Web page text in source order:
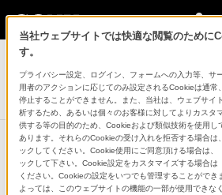
デジタルビデオカメラ ハンディカム
三脚機能付きシューティンググリップ
GP-VPT1
当社ウェブサイトでは快適な閲覧のために
す。
プライバシー設定、ログイン、フォームへの入力等、サ
用者のアクションに応じてのみ設定されるCookieは通常
停止することができません。また、当社は、ウェブサイ
析するため、あるいは個々のお客様に対してよりカスタ
供する等の目的のため、Cookieおよび類似技術を使用し
あります。それらのCookieの受け入れを拒否する場合は
ックしてください。Cookie使用にご同意頂ける場合は、
ックして下さい。Cookie設定をカスタマイズする場合は
ください。Cookieの設定をいつでも管理することがで
よっては、このウェブサイトの機能の一部が使用できな